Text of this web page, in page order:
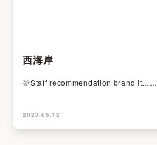
西海岸
🩷Staff recommendation brand it……
2023.06.12